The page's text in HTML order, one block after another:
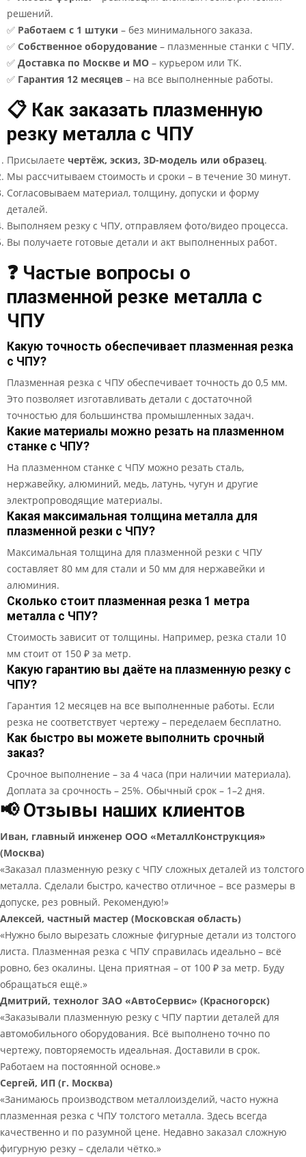
решений.
✅ Работаем с 1 штуки – без минимального заказа.
✅ Собственное оборудование – плазменные станки с ЧПУ.
✅ Доставка по Москве и МО – курьером или ТК.
✅ Гарантия 12 месяцев – на все выполненные работы.
📋 Как заказать плазменную
резку металла с ЧПУ
Присылаете чертёж, эскиз, 3D-модель или образец.
Мы рассчитываем стоимость и сроки – в течение 30 минут.
Согласовываем материал, толщину, допуски и форму
деталей.
Выполняем резку с ЧПУ, отправляем фото/видео процесса.
Вы получаете готовые детали и акт выполненных работ.
❓ Частые вопросы о
плазменной резке металла с
ЧПУ
Какую точность обеспечивает плазменная резка
с ЧПУ?
Плазменная резка с ЧПУ обеспечивает точность до 0,5 мм.
Это позволяет изготавливать детали с достаточной
точностью для большинства промышленных задач.
Какие материалы можно резать на плазменном
станке с ЧПУ?
На плазменном станке с ЧПУ можно резать сталь,
нержавейку, алюминий, медь, латунь, чугун и другие
электропроводящие материалы.
Какая максимальная толщина металла для
плазменной резки с ЧПУ?
Максимальная толщина для плазменной резки с ЧПУ
составляет 80 мм для стали и 50 мм для нержавейки и
алюминия.
Сколько стоит плазменная резка 1 метра
металла с ЧПУ?
Стоимость зависит от толщины. Например, резка стали 10
мм стоит от 150 ₽ за метр.
Какую гарантию вы даёте на плазменную резку с
ЧПУ?
Гарантия 12 месяцев на все выполненные работы. Если
резка не соответствует чертежу – переделаем бесплатно.
Как быстро вы можете выполнить срочный
заказ?
Срочное выполнение – за 4 часа (при наличии материала).
Доплата за срочность – 25%. Обычный срок – 1–2 дня.
📢 Отзывы наших клиентов
Иван, главный инженер ООО «МеталлКонструкция»
(Москва)
«Заказал плазменную резку с ЧПУ сложных деталей из толстого
металла. Сделали быстро, качество отличное – все размеры в
допуске, рез ровный. Рекомендую!»
Алексей, частный мастер (Московская область)
«Нужно было вырезать сложные фигурные детали из толстого
листа. Плазменная резка с ЧПУ справилась идеально – всё
ровно, без окалины. Цена приятная – от 100 ₽ за метр. Буду
обращаться ещё.»
Дмитрий, технолог ЗАО «АвтоСервис» (Красногорск)
«Заказывали плазменную резку с ЧПУ партии деталей для
автомобильного оборудования. Всё выполнено точно по
чертежу, повторяемость идеальная. Доставили в срок.
Работаем на постоянной основе.»
Сергей, ИП (г. Москва)
«Занимаюсь производством металлоизделий, часто нужна
плазменная резка с ЧПУ толстого металла. Здесь всегда
качественно и по разумной цене. Недавно заказал сложную
фигурную резку – сделали чётко.»